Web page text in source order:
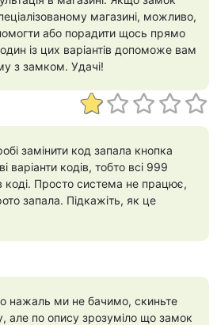
магазині, можливо,
або порадити щось прямо
із цих варіантів допоможе вам
з замком. Удачі!
замінити код запала кнопка
варіанти кодів, тобто всі 999
коді. Просто система не працює,
запала. Підкажіть, як це
нажаль ми не бачимо, скиньте
але по опису зрозуміло що замок